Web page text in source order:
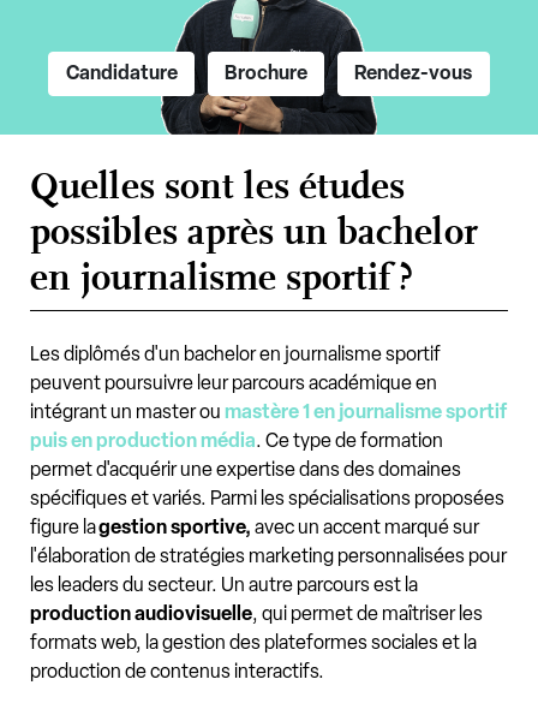
Candidature Brochure Rendez-vous
Quelles sont les études
possibles après un bachelor
en journalisme sportif ?
Les diplômés d'un bachelor en journalisme sportif
peuvent poursuivre leur parcours académique en
intégrant un master ou mastère 1 en journalisme sportif
puis en production média. Ce type de formation
permet d'acquérir une expertise dans des domaines
spécifiques et variés. Parmi les spécialisations proposées
figure lagestion sportive, avec un accent marqué sur
l'élaboration de stratégies marketing personnalisées pour
les leaders du secteur. Un autre parcours est la
production audiovisuelle, qui permet de maîtriser les
formats web, la gestion des plateformes sociales et la
production de contenus interactifs.